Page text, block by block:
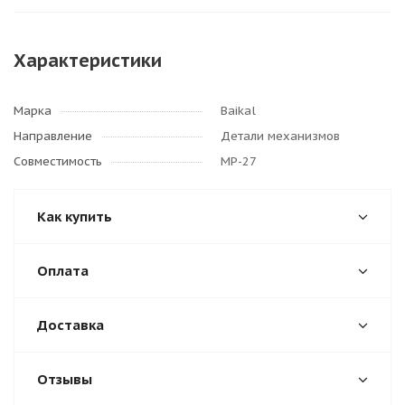
Характеристики
Марка
Baikal
Направление
Детали механизмов
Совместимость
МР-27
Как купить
Оплата
Доставка
Отзывы